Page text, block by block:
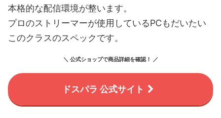
本格的な配信環境が整います。
プロのストリーマーが使用しているPCもだいたい
このクラスのスペックです。
＼ 公式ショップで商品詳細を確認！ ／
ドスパラ 公式サイト